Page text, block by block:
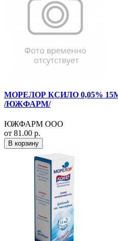
МОРЕЛОР КСИЛО 0,05%
/ЮЖФАРМ/
ЮЖФАРМ ООО
от 81.00 р.
В корзину